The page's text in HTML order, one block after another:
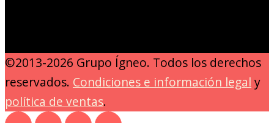
©2013-2026 Grupo Ígneo. Todos los derechos
reservados. Condiciones e información legal y
política de ventas.